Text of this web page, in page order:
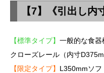
【7】《引出し内
【標準タイプ】 一般的な食
クローズレール（内寸
【限定タイプ】 L350mmソフ